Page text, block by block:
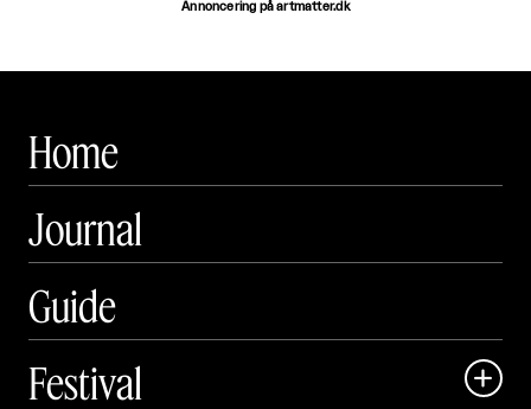
Annoncering på artmatter.dk
Home
Journal
Guide
Festival
